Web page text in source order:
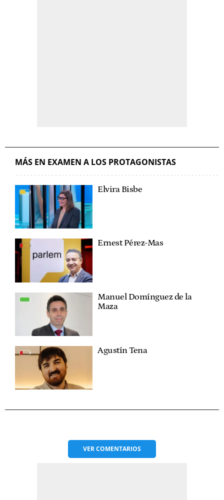
MÁS EN EXAMEN A LOS PROTAGONISTAS
Elvira Bisbe
Ernest Pérez-Mas
Manuel Domínguez de la
Maza
Agustín Tena
VERCOMENTARIOS